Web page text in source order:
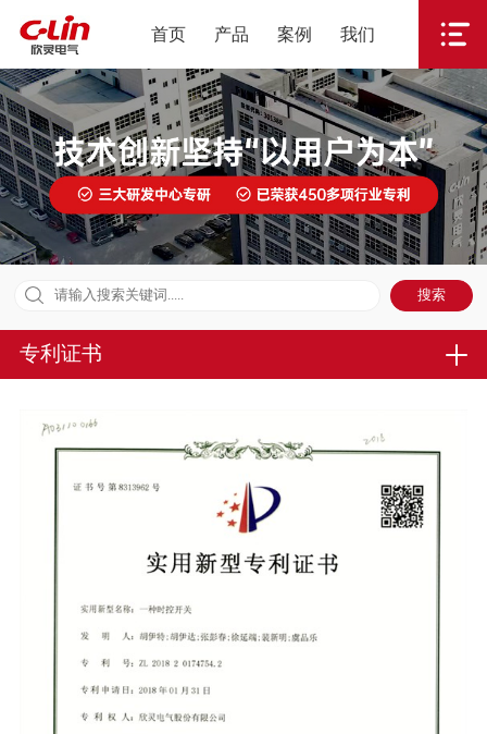
首页 产品 案例 我们
专利证书